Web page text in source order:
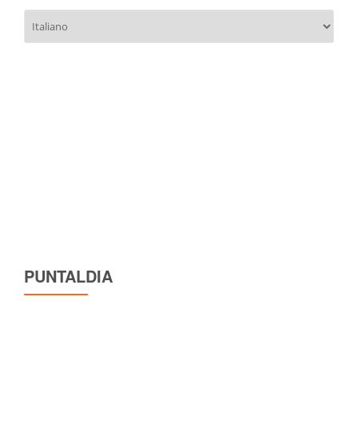
una
PUNTALDIA